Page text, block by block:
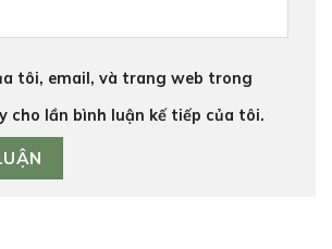
tôi, email, và trang web trong
cho lần bình luận kế tiếp của tôi.